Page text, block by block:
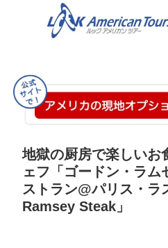
地獄の厨房で楽しいお
ェフ「ゴードン・ラム
ストラン@パリス・
Ramsey Steak」